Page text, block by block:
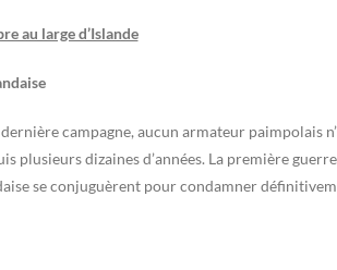
au large d’Islande
campagne, aucun armateur paimpolais
plusieurs dizaines d’années. La première
se conjuguèrent pour condamner